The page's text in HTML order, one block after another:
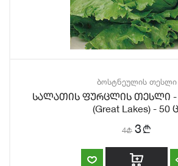
ბოსტნეულის თესლი
სალათის ფურცლის თესლი -
(Great Lakes) - 50
4b 3b